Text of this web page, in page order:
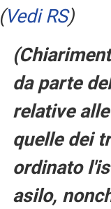
(Vedi RS)
da parte
relative
quelle dei
ordinato
asilo,